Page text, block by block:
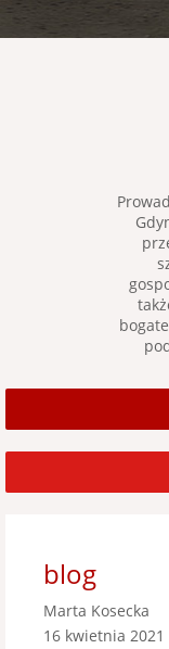
blog
Marta Kosecka
16 kwietnia 2021